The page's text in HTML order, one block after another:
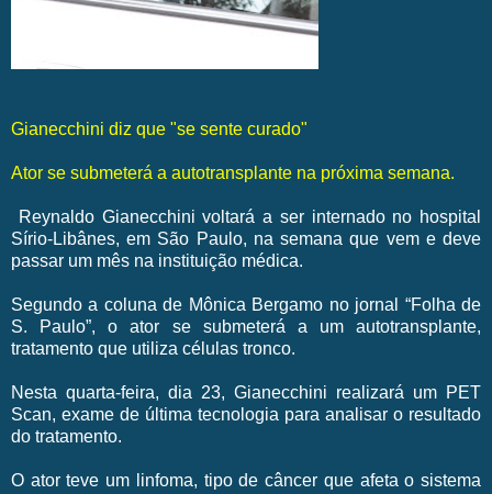
Gianecchini diz que "se sente curado"
Ator se submeterá a autotransplante na próxima semana.
Reynaldo Gianecchini voltará a ser internado no hospital
Sírio-Libânes, em São Paulo, na semana que vem e deve
passar um mês na instituição médica.
Segundo a coluna de Mônica Bergamo no jornal “Folha de
S. Paulo”, o ator se submeterá a um autotransplante,
tratamento que utiliza células tronco.
Nesta quarta-feira, dia 23, Gianecchini realizará um PET
Scan, exame de última tecnologia para analisar o resultado
do tratamento.
O ator teve um linfoma, tipo de câncer que afeta o sistema